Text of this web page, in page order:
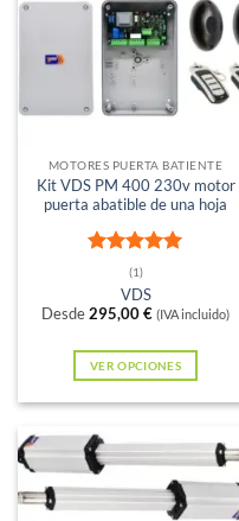
MOTORES PUERTA BATIENTE
Kit VDS PM 400 230v motor
puerta abatible de una hoja
Valorado
con5de 5
(1)
VDS
Desde295,00€ (IVA incluido)
VER OPCIONES
tiene
múltiples
variantes.